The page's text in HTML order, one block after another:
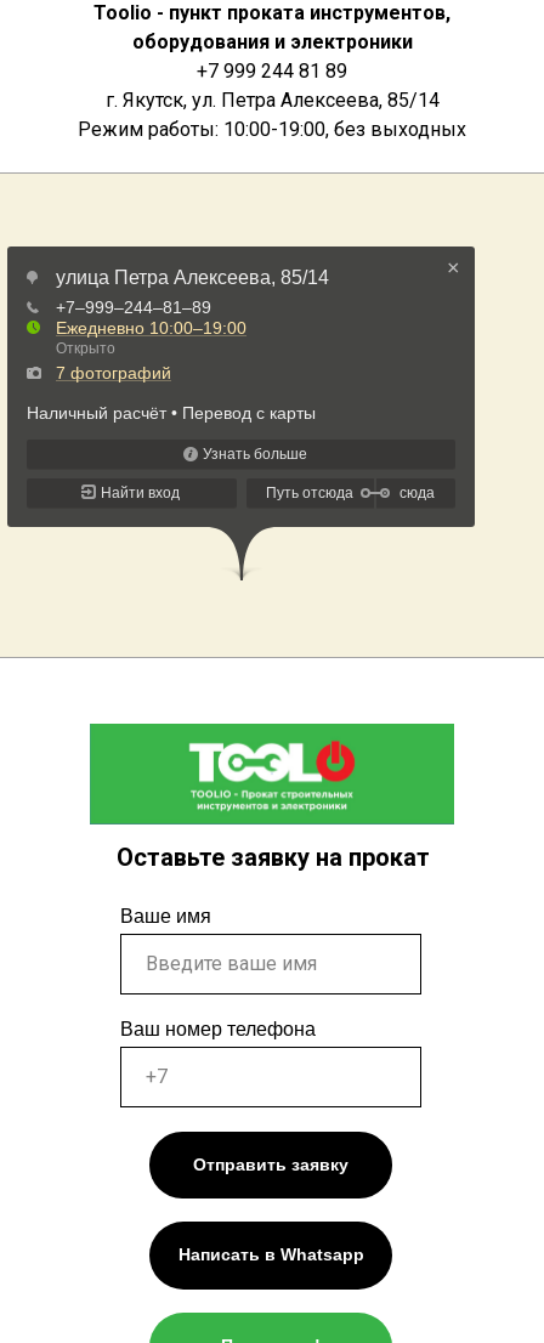
Toolio - пункт проката инструментов,
оборудования и электроники
+7 999 244 81 89
г. Якутск, ул. Петра Алексеева, 85/14
Режим работы: 10:00-19:00, без выходных
Написать в Whatsapp
Ваше имя
Ваш номер телефона
Отправить заявку
Оставьте заявку на прокат